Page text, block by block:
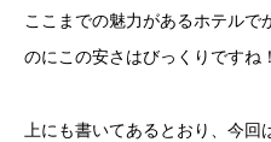
ここまでの魅力があるホテルで
のにこの安さはびっくりですね！
上にも書いてあるとおり、今